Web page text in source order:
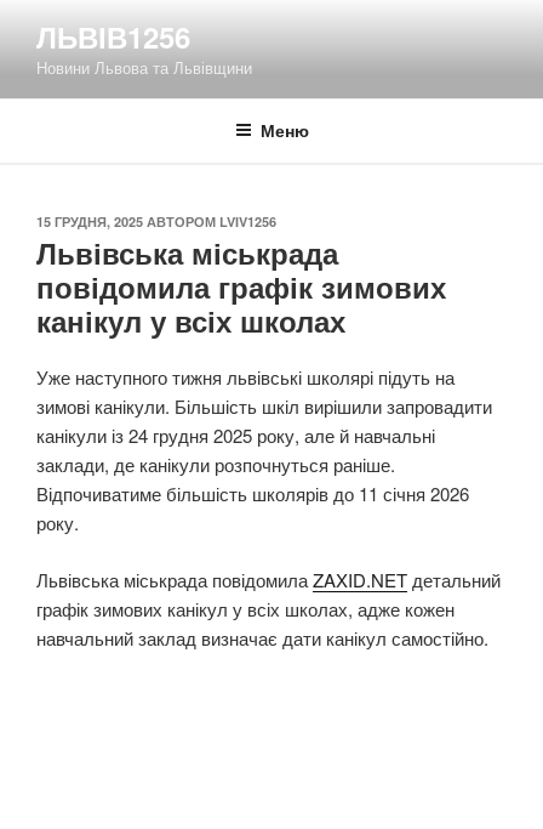
вмісту
ЛЬВІВ1256
Новини Львова та Львівщини
Меню
ОПУБЛІКОВАНО
15 ГРУДНЯ, 2025 АВТОРОМ LVIV1256
Львівська міськрада
повідомила графік зимових
канікул у всіх школах
Уже наступного тижня львівські школярі підуть на
зимові канікули. Більшість шкіл вирішили запровадити
канікули із 24 грудня 2025 року, але й навчальні
заклади, де канікули розпочнуться раніше.
Відпочиватиме більшість школярів до 11 січня 2026
року.
Львівська міськрада повідомилаZAXID.NET детальний
графік зимових канікул у всіх школах, адже кожен
навчальний заклад визначає дати канікул самостійно.